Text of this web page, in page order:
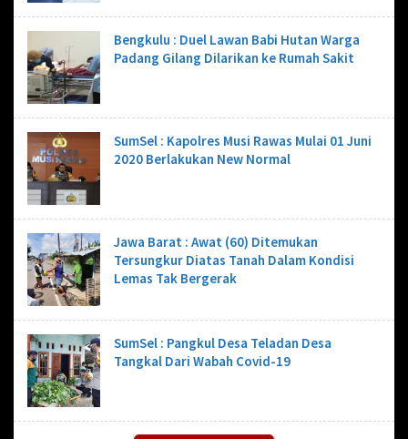
Bengkulu : Duel Lawan Babi Hutan Warga
Padang Gilang Dilarikan ke Rumah Sakit
SumSel : Kapolres Musi Rawas Mulai 01 Juni
2020 Berlakukan New Normal
Jawa Barat : Awat (60) Ditemukan
Tersungkur Diatas Tanah Dalam Kondisi
Lemas Tak Bergerak
SumSel : Pangkul Desa Teladan Desa
Tangkal Dari Wabah Covid-19